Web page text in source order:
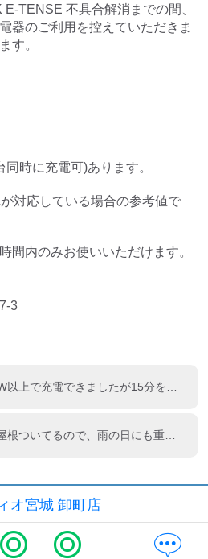
TENSE 不具合解消までの間、
器のご利用を控えていただきま
す。
時に充電可)あります。
対応している場合の参考値で
間内のみお使いいただけます。
3
オ宮城 卸町店